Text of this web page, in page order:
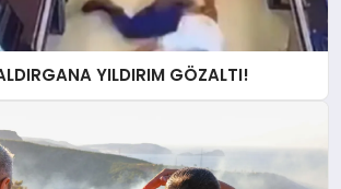
YILDIRIM GÖZALTI!